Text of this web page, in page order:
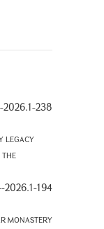
2026.1-238
LEGACY
THE
2026.1-194
MONASTERY